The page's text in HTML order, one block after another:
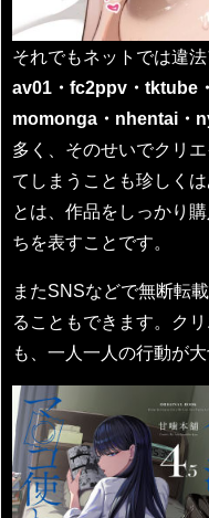
それでもネットでは違
av01・fc2ppv・tktube
momonga・nhentai・
多く、そのせいでクリ
てしまうことも珍しく
とは、作品をしっかり
ちを表すことです。
またSNSなどで無断転
ることもできます。ク
も、一人一人の行動が